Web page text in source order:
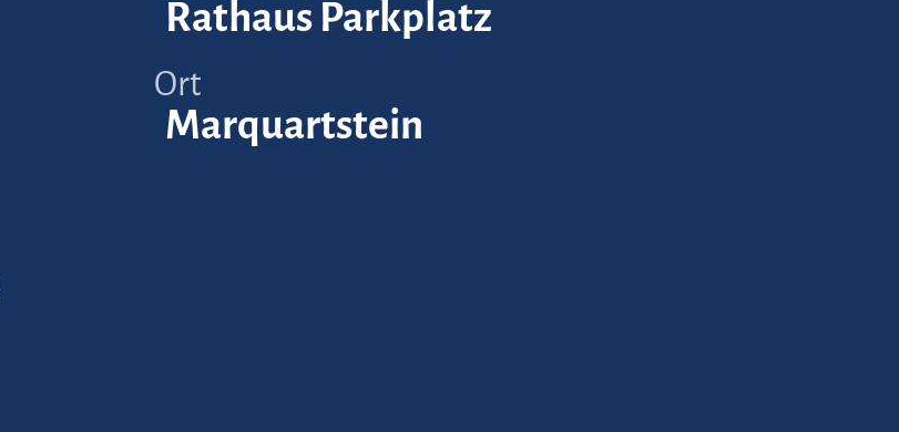
Rathaus Parkplatz
Ort
Marquartstein